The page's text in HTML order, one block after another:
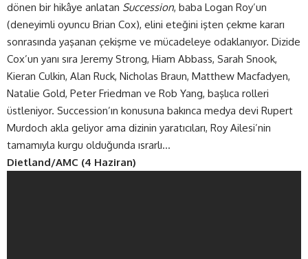
dönen bir hikâye anlatan Succession, baba Logan Roy’un
(deneyimli oyuncu Brian Cox), elini eteğini işten çekme kararı
sonrasında yaşanan çekişme ve mücadeleye odaklanıyor. Dizide
Cox’un yanı sıra Jeremy Strong, Hiam Abbass, Sarah Snook,
Kieran Culkin, Alan Ruck, Nicholas Braun, Matthew Macfadyen,
Natalie Gold, Peter Friedman ve Rob Yang, başlıca rolleri
üstleniyor. Succession’ın konusuna bakınca medya devi Rupert
Murdoch akla geliyor ama dizinin yaratıcıları, Roy Ailesi’nin
tamamıyla kurgu olduğunda ısrarlı…
Dietland/AMC (4 Haziran)